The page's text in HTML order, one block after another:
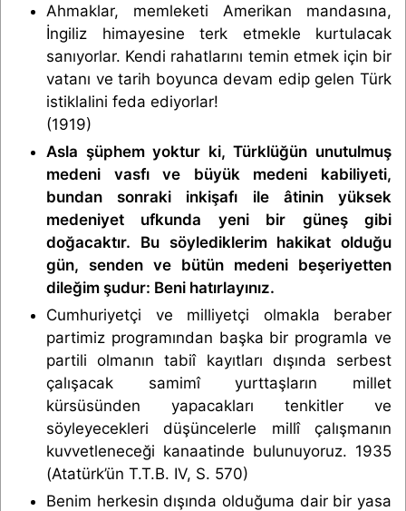
Ahmaklar, memleketi Amerikan mandasına,
İngiliz himayesine terk etmekle kurtulacak
sanıyorlar. Kendi rahatlarını temin etmek için bir
vatanı ve tarih boyunca devam edip gelen Türk
istiklalini feda ediyorlar!
(1919)
Asla şüphem yoktur ki, Türklüğün unutulmuş
medeni vasfı ve büyük medeni kabiliyeti,
bundan sonraki inkişafı ile âtinin yüksek
medeniyet ufkunda yeni bir güneş gibi
doğacaktır. Bu söylediklerim hakikat olduğu
gün, senden ve bütün medeni beşeriyetten
dileğim şudur: Beni hatırlayınız.
Cumhuriyetçi ve milliyetçi olmakla beraber
partimiz programından başka bir programla ve
partili olmanın tabiî kayıtları dışında serbest
çalışacak samimî yurttaşların millet
kürsüsünden yapacakları tenkitler ve
söyleyecekleri düşüncelerle millî çalışmanın
kuvvetleneceği kanaatinde bulunuyoruz. 1935
(Atatürk’ün T.T.B. IV, S. 570)
Benim herkesin dışında olduğuma dair bir yasa